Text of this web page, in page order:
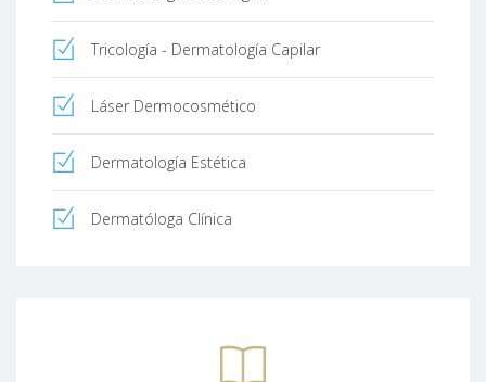
Tricología - Dermatología Capilar
Láser Dermocosmético
Dermatología Estética
Dermatóloga Clínica